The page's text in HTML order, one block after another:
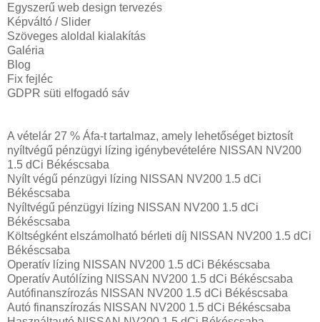
Egyszerű web design tervezés
Képváltó / Slider
Szöveges aloldal kialakítás
Galéria
Blog
Fix fejléc
GDPR süti elfogadó sáv
A vételár 27 % Áfa-t tartalmaz, amely lehetőséget biztosít
nyíltvégű pénzügyi lízing igénybevételére NISSAN NV200
1.5 dCi Békéscsaba
Nyílt végű pénzügyi lízing NISSAN NV200 1.5 dCi
Békéscsaba
Nyíltvégű pénzügyi lízing NISSAN NV200 1.5 dCi
Békéscsaba
Költségként elszámolható bérleti díj NISSAN NV200 1.5 dCi
Békéscsaba
Operatív lízing NISSAN NV200 1.5 dCi Békéscsaba
Operatív Autólízing NISSAN NV200 1.5 dCi Békéscsaba
Autófinanszírozás NISSAN NV200 1.5 dCi Békéscsaba
Autó finanszírozás NISSAN NV200 1.5 dCi Békéscsaba